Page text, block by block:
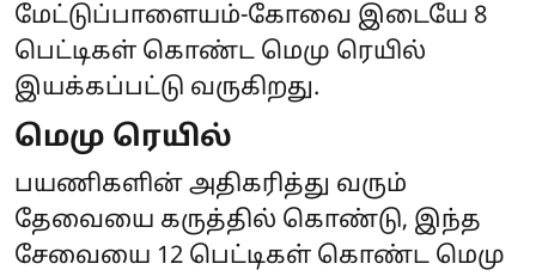
மேட்டுப்பாளையம்-கோவை இடையே 8
பெட்டிகள் கொண்ட மெமு ரெயில்
இயக்கப்பட்டு வருகிறது.
மெமு ரெயில்
பயணிகளின் அதிகரித்து வரும்
தேவையை கருத்தில் கொண்டு, இந்த
சேவையை 12 பெட்டிகள் கொண்ட மெமு